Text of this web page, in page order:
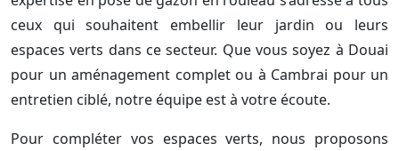
ceux qui souhaitent embellir leur jardin ou leurs
espaces verts dans ce secteur. Que vous soyez à Douai
pour un aménagement complet ou à Cambrai pour un
entretien ciblé, notre équipe est à votre écoute.
Pour compléter vos espaces verts, nous proposons